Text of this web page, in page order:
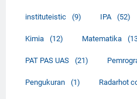
instituteistic (9) IPA (52)
Kimia (12) Matematika
PAT PAS UAS (21)
Pengukuran (1) Radarhot